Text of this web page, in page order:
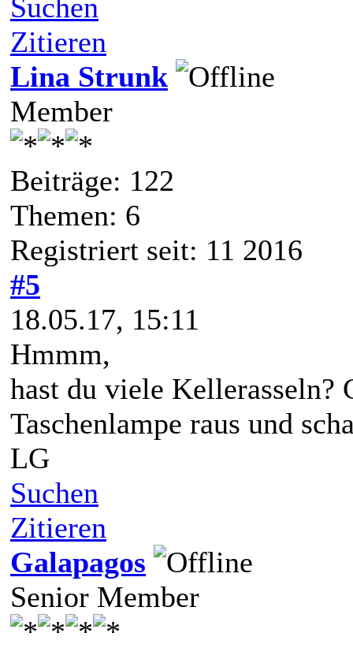
Suchen
Zitieren
Lina Strunk
Member
Beiträge: 122
Themen: 6
Registriert seit: 11 2016
#5
18.05.17, 15:11
Hmmm,
hast du viele Kellerasseln?
Taschenlampe raus und
LG
Suchen
Zitieren
Galapagos
Senior Member